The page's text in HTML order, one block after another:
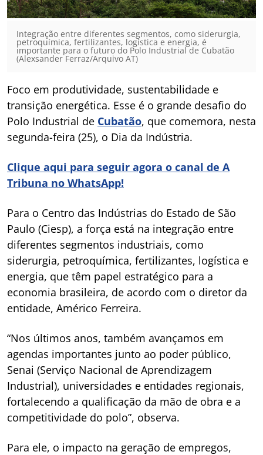
Integração entre diferentes segmentos, como siderurgia,
petroquímica, fertilizantes, logística e energia, é
importante para o futuro do Polo Industrial de Cubatão
(Alexsander Ferraz/Arquivo AT)
Foco em produtividade, sustentabilidade e
transição energética. Esse é o grande desafio do
Polo Industrial de Cubatão, que comemora, nesta
segunda-feira (25), o Dia da Indústria.
Clique aqui para seguir agora o canal de A
Tribuna no WhatsApp!
Para o Centro das Indústrias do Estado de São
Paulo (Ciesp), a força está na integração entre
diferentes segmentos industriais, como
siderurgia, petroquímica, fertilizantes, logística e
energia, que têm papel estratégico para a
economia brasileira, de acordo com o diretor da
entidade, Américo Ferreira.
“Nos últimos anos, também avançamos em
agendas importantes junto ao poder público,
Senai (Serviço Nacional de Aprendizagem
Industrial), universidades e entidades regionais,
fortalecendo a qualificação da mão de obra e a
competitividade do polo”, observa.
Para ele, o impacto na geração de empregos,